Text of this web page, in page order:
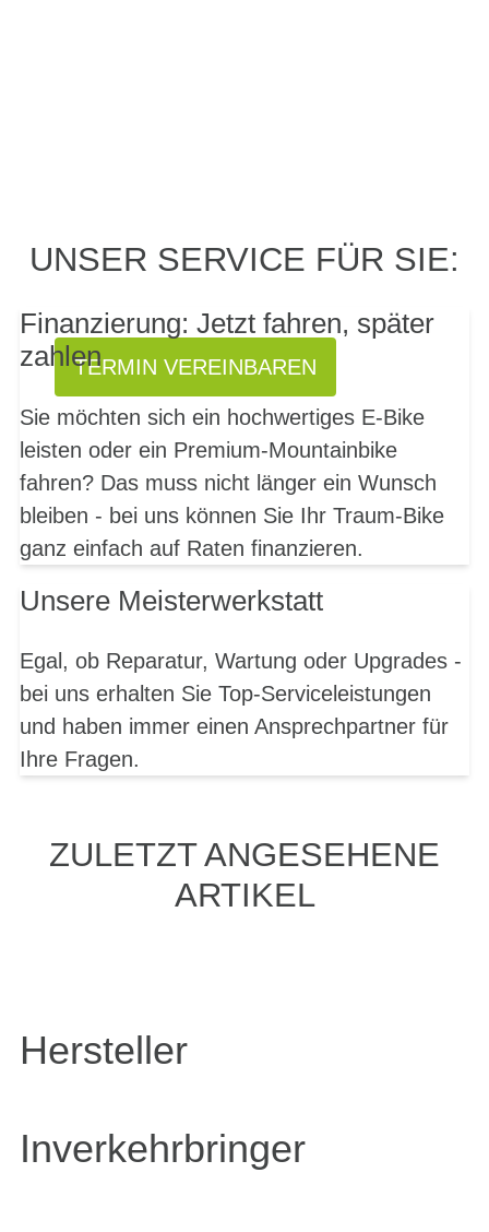
PROBEFAHRT? JA,
TERMIN VEREINBAREN
UNSER SERVICE FÜR SIE:
Finanzierung: Jetzt fahren, später
zahlen
Sie möchten sich ein hochwertiges E-Bike
leisten oder ein Premium-Mountainbike
fahren? Das muss nicht länger ein Wunsch
bleiben - bei uns können Sie Ihr Traum-Bike
ganz einfach auf Raten finanzieren.
Unsere Meisterwerkstatt
Egal, ob Reparatur, Wartung oder Upgrades -
bei uns erhalten Sie Top-Serviceleistungen
und haben immer einen Ansprechpartner für
Ihre Fragen.
ZULETZT ANGESEHENE
ARTIKEL
Hersteller
Inverkehrbringer